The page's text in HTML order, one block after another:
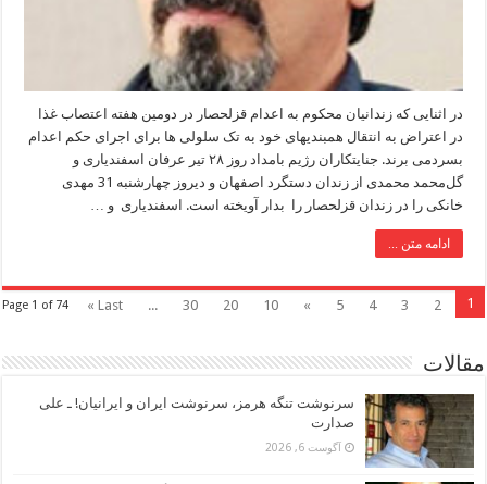
در اثنایی که زندانیان محکوم به اعدام قزلحصار در دومین هفته اعتصاب غذا
در اعتراض به انتقال همبندیهای خود به تک سلولی ها برای اجرای حکم اعدام
بسردمی برند. جنایتکاران رژیم بامداد روز ۲۸ تیر عرفان اسفندیاری و
گل‌محمد محمدی از زندان دستگرد اصفهان و دیروز چهارشنبه 31 مهدی
خانکی را در زندان قزلحصار را بدار آویخته است. اسفندیاری و …
ادامه متن ...
Page 1 of 74 1
2
3
4
5
»
10
20
30
...
Last »
مقالات
سرنوشت تنگه هرمز، سرنوشت ایران و ایرانیان! ـ علی
صدارت
آگوست 6, 2026